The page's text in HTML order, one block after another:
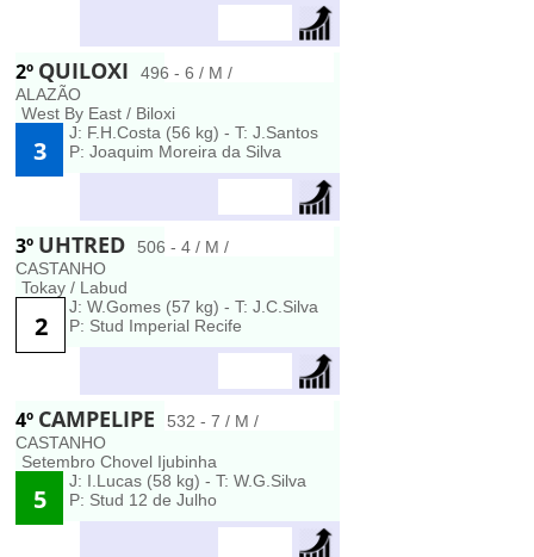
2º QUILOXI
496 - 6 / M /
ALAZÃO
West By East / Biloxi
3
J: F.H.Costa (56 kg) - T: J.Santos
P: Joaquim Moreira da Silva
3º UHTRED
506 - 4 / M /
CASTANHO
Tokay / Labud
2
J: W.Gomes (57 kg) - T: J.C.Silva
P: Stud Imperial Recife
4º CAMPELIPE
532 - 7 / M /
CASTANHO
Setembro Chovel Ijubinha
5
J: I.Lucas (58 kg) - T: W.G.Silva
P: Stud 12 de Julho